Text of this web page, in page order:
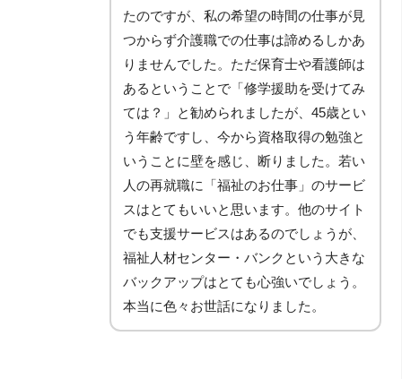
たのですが、私の希望の時間の仕事が見
つからず介護職での仕事は諦めるしかあ
りませんでした。ただ保育士や看護師は
あるということで「修学援助を受けてみ
ては？」と勧められましたが、45歳とい
う年齢ですし、今から資格取得の勉強と
いうことに壁を感じ、断りました。若い
人の再就職に「福祉のお仕事」のサービ
スはとてもいいと思います。他のサイト
でも支援サービスはあるのでしょうが、
福祉人材センター・バンクという大きな
バックアップはとても心強いでしょう。
本当に色々お世話になりました。